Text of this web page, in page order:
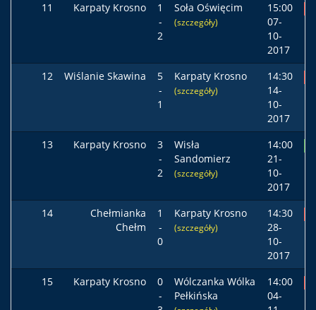
11 Karpaty Krosno
1
-
2
Soła Oświęcim
(szczegóły)
15:00
07-
10-
2017
12 Wiślanie Skawina
5
-
1
Karpaty Krosno
(szczegóły)
14:30
14-
10-
2017
13 Karpaty Krosno
3
-
2
Wisła
Sandomierz
(szczegóły)
14:00
21-
10-
2017
14
Chełmianka
Chełm
1
-
0
Karpaty Krosno
(szczegóły)
14:30
28-
10-
2017
15 Karpaty Krosno
0
-
Wólczanka Wólka
Pełkińska
14:00
04-